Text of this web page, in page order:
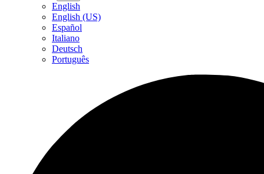
English
English (US)
Español
Italiano
Deutsch
Português